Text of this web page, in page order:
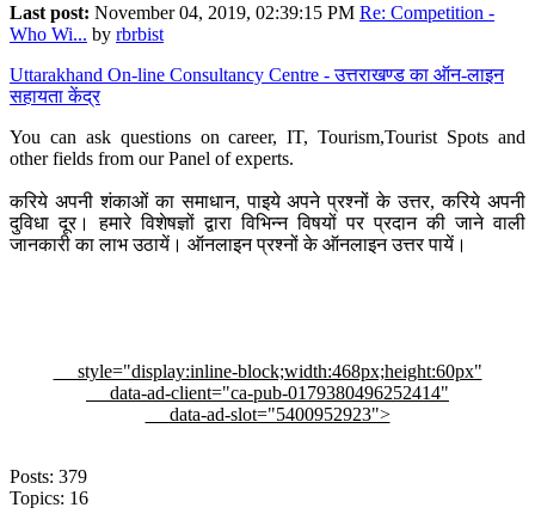
Last post: November 04, 2019, 02:39:15 PM Re: Competition -
Who Wi... by rbrbist
Uttarakhand On-line Consultancy Centre - उत्तराखण्ड का ऑन-लाइन
सहायता केंद्र
You can ask questions on career, IT, Tourism,Tourist Spots and
other fields from our Panel of experts.
करिये अपनी शंकाओं का समाधान, पाइये अपने प्रश्नों के उत्तर, करिये अपनी
दुविधा दूर। हमारे विशेषज्ञों द्वारा विभिन्न विषयों पर प्रदान की जाने वाली
जानकारी का लाभ उठायें। ऑनलाइन प्रश्नों के ऑनलाइन उत्तर पायें।
style="display:inline-block;width:468px;height:60px"
data-ad-client="ca-pub-0179380496252414"
data-ad-slot="5400952923">
Posts: 379
Topics: 16